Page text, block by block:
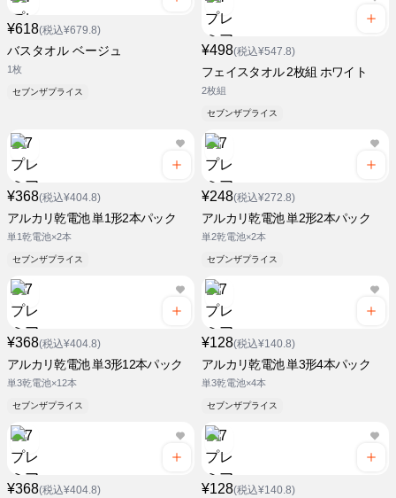
¥618(税込¥679.8)
バスタオル ベージュ
1枚
セブンザプライス
¥498(税込¥547.8)
フェイスタオル 2枚組 ホワイト
2枚組
セブンザプライス
¥368(税込¥404.8)
アルカリ乾電池 単1形2本パック
単1乾電池×2本
セブンザプライス
¥248(税込¥272.8)
アルカリ乾電池 単2形2本パック
単2乾電池×2本
セブンザプライス
¥368(税込¥404.8)
アルカリ乾電池 単3形12本パック
単3乾電池×12本
セブンザプライス
¥128(税込¥140.8)
アルカリ乾電池 単3形4本パック
単3乾電池×4本
セブンザプライス
¥368(税込¥404.8) ¥128(税込¥140.8)